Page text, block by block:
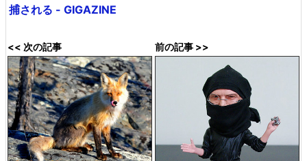
捕される - GIGAZINE
<< 次の記事 前の記事 >>